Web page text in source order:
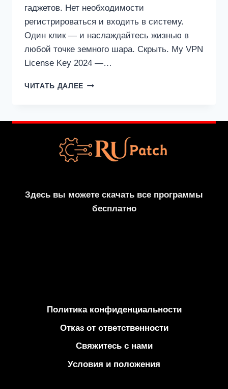
гаджетов. Нет необходимости
регистрироваться и входить в систему.
Один клик — и наслаждайтесь жизнью в
любой точке земного шара. Скрыть. My VPN
License Key 2024 —…
ЧИТАТЬ ДАЛЕЕ HIDE.ME
ЛИЦЕНЗИОННЫМ
КЛЮЧОМ
СКАЧАТЬ
Здесь вы можете скачать все программы
бесплатно
Политика конфиденциальности
Отказ от ответственности
Свяжитесь с нами
Условия и положения